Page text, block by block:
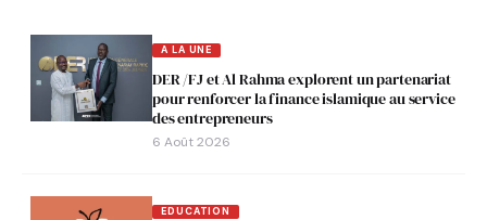
A LA UNE
DER /FJ et Al Rahma explorent un partenariat
pour renforcer la finance islamique au service
des entrepreneurs
6 Août 2026
EDUCATION